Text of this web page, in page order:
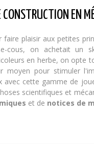
CONSTRUCTION EN
plaisir aux petites
cous, on achetait un
en herbe, on opte
moyen pour stimuler
avec cette gamme de
scientifiques et
et de notices de